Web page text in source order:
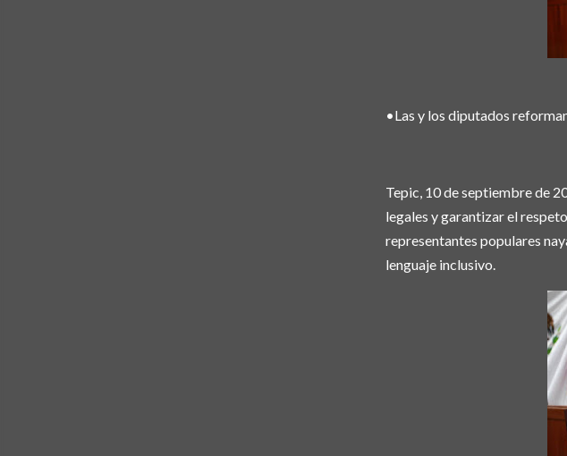
•Las y los diputados
Tepic, 10 de septiembre de
legales y garantizar el
representantes populares
lenguaje inclusivo.